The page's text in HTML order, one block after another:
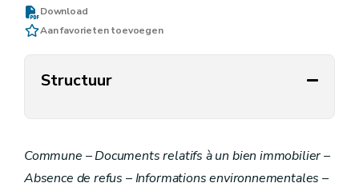
Download
Aan favorieten toevoegen
Structuur
Commune – Documents relatifs à un bien immobilier –
Absence de refus – Informations environnementales –